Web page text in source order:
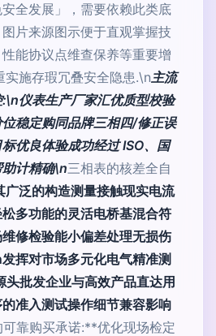
全发展」，需要依赖此类底
片来源图示便于直观掌握技
能协议点维查保养等重要增
实施存瑕冗叠安全隐患.\n主流
仪表生产厂家汇优质型校验
稳定购同品牌三相四/修正误
优良体验成功经过 ISO、国
计精确\n三相表的核差全自
广泛的构造测量接触现实电流
多功能的灵活电桥基混合符
修检验能小偏差处理无损伤
挥对市场多元化电气精准测
批发企业与高效产品直达用
准入测试操作细节兼容影响
靠购买承诺:**优化现场检定